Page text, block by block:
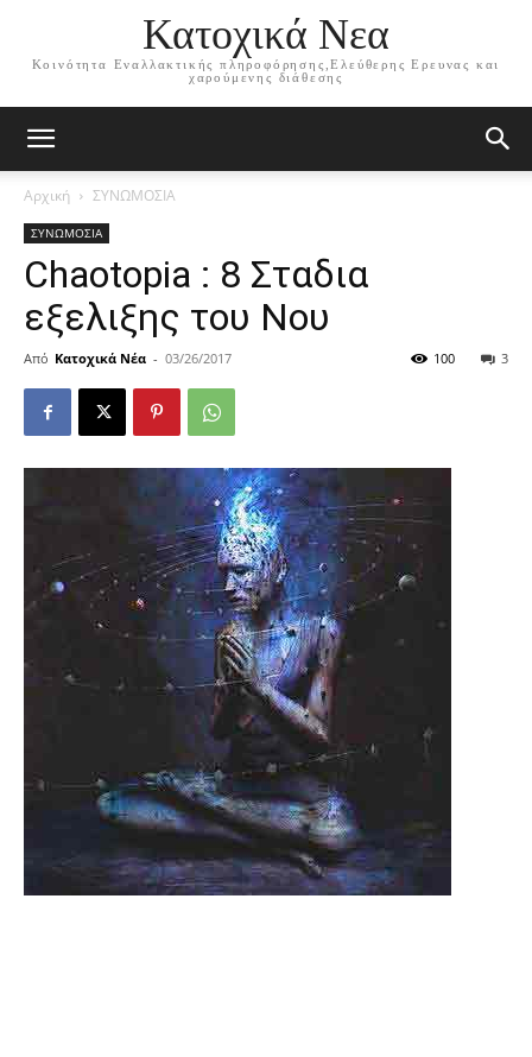
Κατοχικά Νεα
Κοινότητα Εναλλακτικής πληροφόρησης,Ελεύθερης Ερευνας και
χαρούμενης διάθεσης
Αρχική ΣΥΝΩΜΟΣΙΑ
ΣΥΝΩΜΟΣΙΑ
Chaotopia : 8 Σταδια
εξελιξης του Νου
Από Κατοχικά Νέα - 03/26/2017 3
100